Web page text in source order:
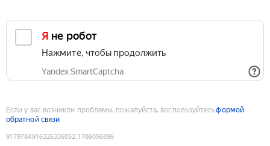
Я не робот
Нажмите, чтобы продолжить
Yandex SmartCaptcha
Если у вас возникли проблемы, пожалуйста, воспользуйтесьформой
обратной связи
9179784916326336052:1786056896